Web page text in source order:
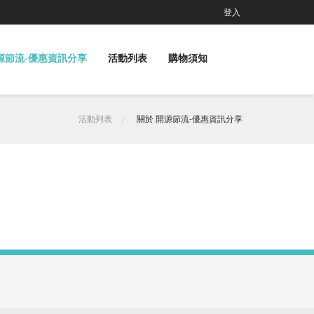
登入
節流-優惠資訊分享 活動列表 購物須知
活動列表 關於 開源節流-優惠資訊分享